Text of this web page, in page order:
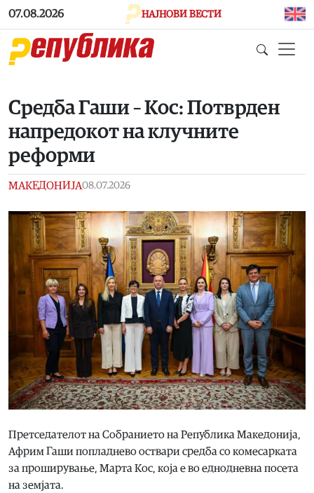
Skip to main content
07.08.2026 НАЈНОВИ ВЕСТИ
Средба Гаши – Кос: Потврден
напредокот на клучните
реформи
МАКЕДОНИЈА08.07.2026
Претседателот на Собранието на Република Македонија,
Африм Гаши попладнево оствари средба со комесарката
за проширување, Марта Кос, која е во еднодневна посета
на земјата.